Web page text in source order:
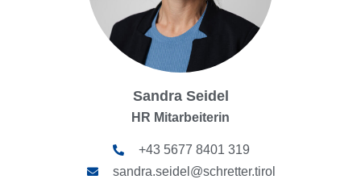
Sandra Seidel
HR Mitarbeiterin
+43 5677 8401 319
sandra.seidel@schretter.tirol